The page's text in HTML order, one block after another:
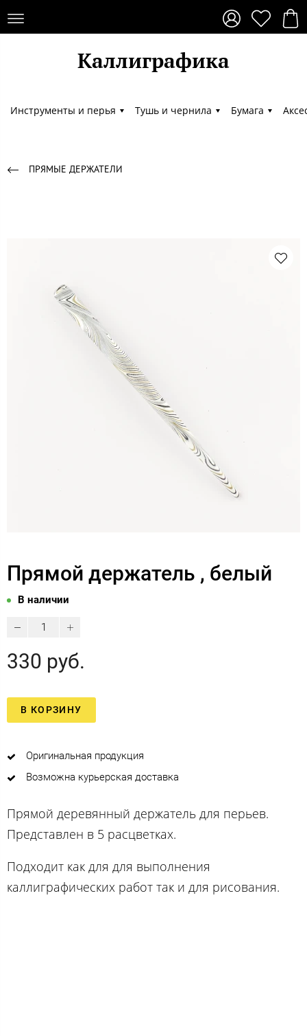
Каллиграфика
Каллиграфика
Инструменты и перья Тушь и чернила Бумага
ПРЯМЫЕ ДЕРЖАТЕЛИ
Прямой держатель , белый
В наличии
330 руб.
В КОРЗИНУ
Оригинальная продукция
Возможна курьерская доставка
Прямой деревянный держатель для перьев.
Представлен в 5 расцветках.
Подходит как для для выполнения
каллиграфических работ так и для рисования.